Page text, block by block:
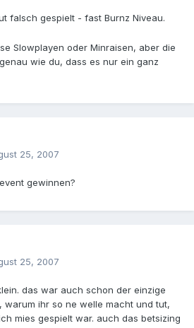
falsch gespielt - fast Burnz Niveau.
Slowplayen oder Minraisen, aber die
wie du, dass es nur ein ganz
25, 2007
gewinnen?
25, 2007
das war auch schon der einzige
ihr so ne welle macht und tut,
mies gespielt war. auch das betsizing